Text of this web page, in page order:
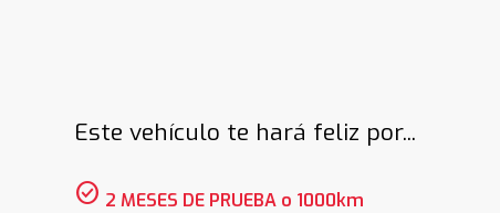
Este vehículo te hará feliz por...
check_circle 2 MESES DE PRUEBA o 1000km